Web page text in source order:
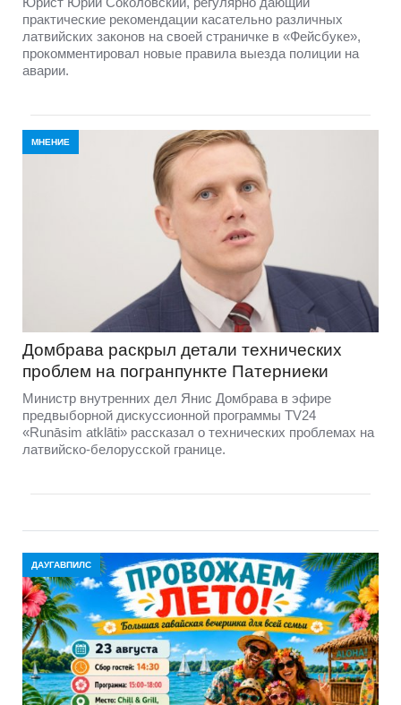
практические рекомендации касательно различных
латвийских законов на своей страничке в «Фейсбуке»,
прокомментировал новые правила выезда полиции на
аварии.
МНЕНИЕ
Домбравa раскрыл детали технических
проблем на погранпункте Патерниеки
Министр внутренних дел Янис Домбрава в эфире
предвыборной дискуссионной программы TV24
«Runāsim atklāti» рассказал о технических проблемах на
латвийско-белорусской границе.
ДАУГАВПИЛС